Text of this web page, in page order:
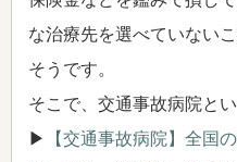
な治療先を選べていない
そうです。
そこで、交通事故病院と
▶
【交通事故病院】全国